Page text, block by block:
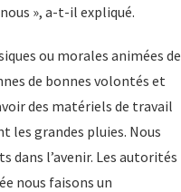
», a-t-il expliqué.
ou morales animées de
de bonnes volontés et
des matériels de travail
les grandes pluies. Nous
dans l’avenir. Les autorités
nous faisons un